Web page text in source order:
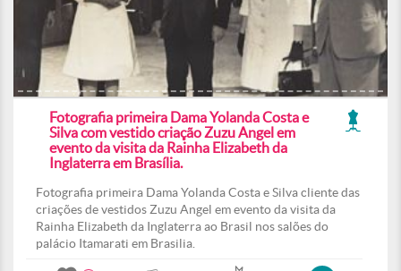
Fotografia primeira Dama Yolanda Costa e
Silva com vestido criação Zuzu Angel em
evento da visita da Rainha Elizabeth da
Inglaterra em Brasília.
Fotografia primeira Dama Yolanda Costa e Silva cliente das
criações de vestidos Zuzu Angel em evento da visita da
Rainha Elizabeth da Inglaterra ao Brasil nos salões do
palácio Itamarati em Brasilia.